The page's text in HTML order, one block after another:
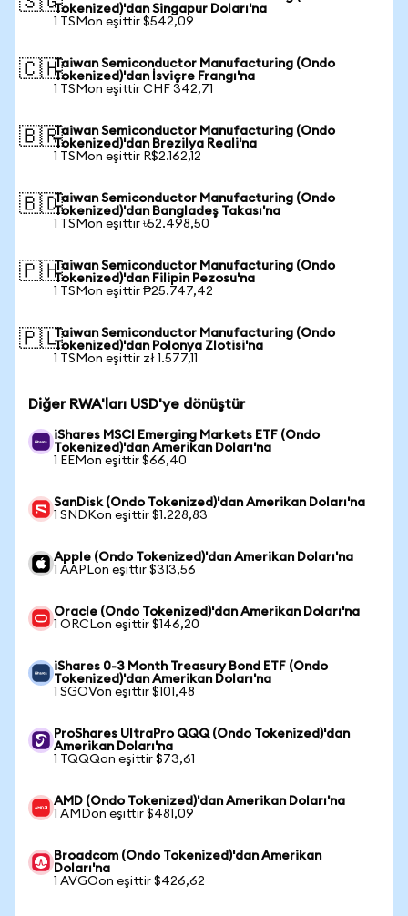
Tokenized)'dan Singapur Doları'na
1 TSMon eşittir $542,09
🇨🇭Taiwan Semiconductor Manufacturing (Ondo
Tokenized)'dan İsviçre Frangı'na
1 TSMon eşittir CHF 342,71
🇧🇷Taiwan Semiconductor Manufacturing (Ondo
Tokenized)'dan Brezilya Reali'na
1 TSMon eşittir R$2.162,12
🇧🇩Taiwan Semiconductor Manufacturing (Ondo
Tokenized)'dan Bangladeş Takası'na
1 TSMon eşittir ৳52.498,50
🇵🇭Taiwan Semiconductor Manufacturing (Ondo
Tokenized)'dan Filipin Pezosu'na
1 TSMon eşittir ₱25.747,42
🇵🇱Taiwan Semiconductor Manufacturing (Ondo
Tokenized)'dan Polonya Zlotisi'na
1 TSMon eşittir zł 1.577,11
Diğer RWA'ları USD'ye dönüştür
iShares MSCI Emerging Markets ETF (Ondo
Tokenized)'dan Amerikan Doları'na
1 EEMon eşittir $66,40
SanDisk (Ondo Tokenized)'dan Amerikan Doları'na
1 SNDKon eşittir $1.228,83
Apple (Ondo Tokenized)'dan Amerikan Doları'na
1 AAPLon eşittir $313,56
Oracle (Ondo Tokenized)'dan Amerikan Doları'na
1 ORCLon eşittir $146,20
iShares 0-3 Month Treasury Bond ETF (Ondo
Tokenized)'dan Amerikan Doları'na
1 SGOVon eşittir $101,48
ProShares UltraPro QQQ (Ondo Tokenized)'dan
Amerikan Doları'na
1 TQQQon eşittir $73,61
AMD (Ondo Tokenized)'dan Amerikan Doları'na
1 AMDon eşittir $481,09
Broadcom (Ondo Tokenized)'dan Amerikan
Doları'na
1 AVGOon eşittir $426,62